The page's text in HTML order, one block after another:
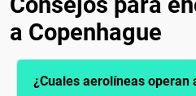
a Copenhague
¿Cuales aerolíneas operan